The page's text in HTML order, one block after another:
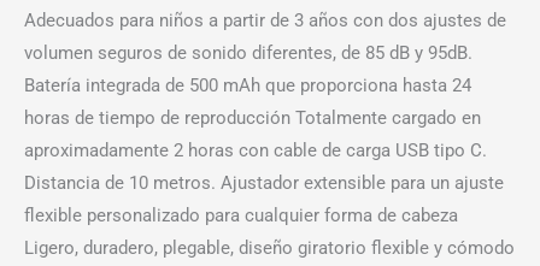
Adecuados para niños a partir de 3 años con dos ajustes de
volumen seguros de sonido diferentes, de 85 dB y 95dB.
Batería integrada de 500 mAh que proporciona hasta 24
horas de tiempo de reproducción Totalmente cargado en
aproximadamente 2 horas con cable de carga USB tipo C.
Distancia de 10 metros. Ajustador extensible para un ajuste
flexible personalizado para cualquier forma de cabeza
Ligero, duradero, plegable, diseño giratorio flexible y cómodo